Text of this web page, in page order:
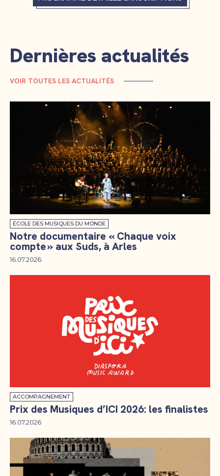
Dernières actualités
VOIR TOUTES LES ACTUALITÉS
ÉCOLE DES MUSIQUES DU MONDE
Notre documentaire « Chaque voix
compte » aux Suds, à Arles
16.07.2026
ACCOMPAGNEMENT
Prix des Musiques d’ICI 2026: les finalistes
16.07.2026